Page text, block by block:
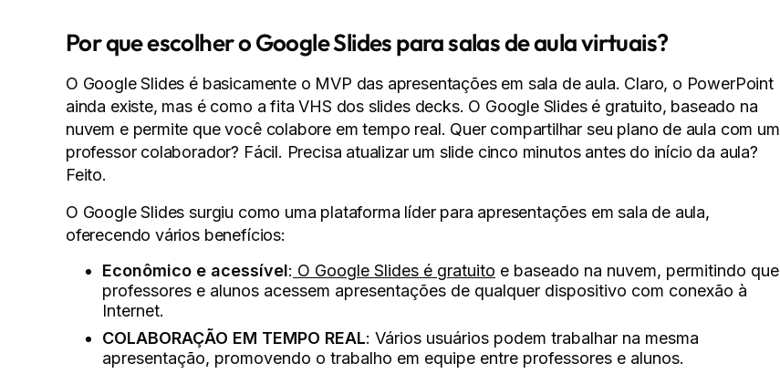
Por que escolher o Google Slides para salas de aula virtuais?
O Google Slides é basicamente o MVP das apresentações em sala de aula. Claro, o PowerPoint
ainda existe, mas é como a fita VHS dos slides decks. O Google Slides é gratuito, baseado na
nuvem e permite que você colabore em tempo real. Quer compartilhar seu plano de aula com um
professor colaborador? Fácil. Precisa atualizar um slide cinco minutos antes do início da aula?
Feito.
O Google Slides surgiu como uma plataforma líder para apresentações em sala de aula,
oferecendo vários benefícios:
Econômico e acessível: O Google Slides é gratuito e baseado na nuvem, permitindo que
professores e alunos acessem apresentações de qualquer dispositivo com conexão à
Internet.
COLABORAÇÃO EM TEMPO REAL: Vários usuários podem trabalhar na mesma
apresentação, promovendo o trabalho em equipe entre professores e alunos.